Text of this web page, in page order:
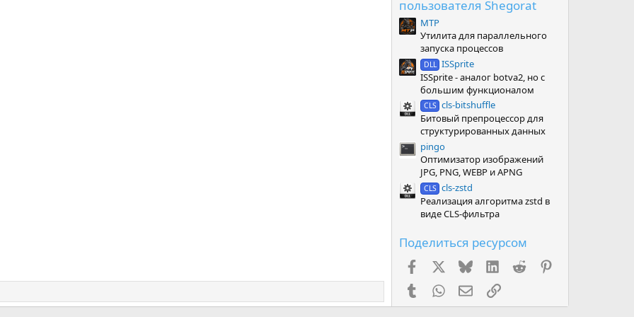
пользователя Shegorat
MTP
Утилита для параллельного
запуска процессов
DLL
ISSprite
ISSprite - аналог botva2, но с
большим функционалом
CLS cls-bitshuffle
Битовый препроцессор для
структурированных данных
pingo
Оптимизатор изображений
JPG, PNG, WEBP и APNG
CLS cls-zstd
Реализация алгоритма zstd в
виде CLS-фильтра
Поделиться ресурсом
FacebookX (Twitter)
Bluesky LinkedInReddit
TumblrWhatsAppЭлектронная почта
Ссылка